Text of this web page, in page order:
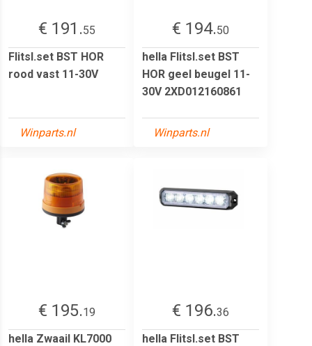
€ 191.55
Flitsl.set BST HOR
rood vast 11-30V
Winparts.nl
€ 194.50
hella Flitsl.set BST
HOR geel beugel 11-
30V 2XD012160861
Winparts.nl
€ 195.19
hella Zwaail KL7000
€ 196.36
hella Flitsl.set BST